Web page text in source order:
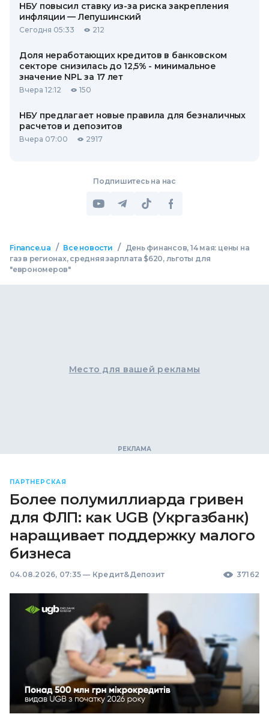
НБУ повысил ставку из-за риска закрепления
инфляции — Лепушинский
Сегодня 05:33 212
Доля неработающих кредитов в банковском
секторе снизилась до 12,5% - минимальное
значение NPL за 17 лет
Вчера 12:12 150
НБУ предлагает новые правила для безналичных
расчетов и депозитов
Вчера 07:00 2917
Подпишитесь на нас
Finance.ua / Все новости /
День финансов, 14 мая: цены на
газ в регионах, средняя зарплата $620, льготы для
"еврономеров"
Место для вашей рекламы
ПАРТНЕРСКАЯ
Более полумиллиарда гривен
для ФЛП: как UGB (Укргазбанк)
наращивает поддержку малого
бизнеса
04.08.2026, 07:35 — Кредит&Депозит 37162